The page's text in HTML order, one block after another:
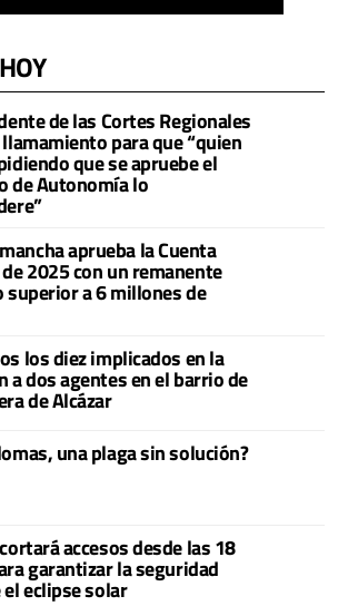
de las Cortes Regionales
para que “quien
que se apruebe el
de Autonomía lo
aprueba la Cuenta
2025 con un remanente
a 6 millones de
los diez implicados en la
a dos agentes en el barrio de
de Alcázar
una plaga sin solución?
accesos desde las 18
garantizar la seguridad
eclipse solar